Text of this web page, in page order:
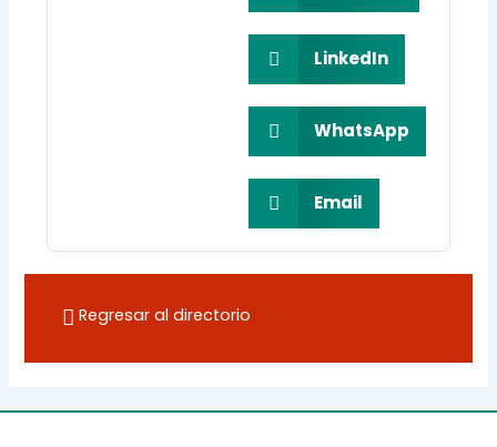
LinkedIn
WhatsApp
Email
Regresar al directorio